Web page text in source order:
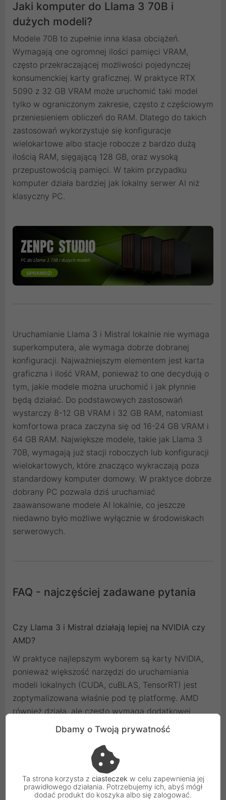
Jaki komputer do Llama 3 70B i
dużych modeli?
Modele 70B to zupełnie inna klasa obciążeń.
Wymagają one ogromnej ilości pamięci VRAM,
często przekraczającej możliwości pojedynczej
konsumenckiej karty graficznej. W praktyce RTX
5090 z 32 GB VRAM może uruchomić taki model
tylko w ograniczonym zakresie, często z częściowym
przeniesieniem obliczeń do RAM. Dlatego do takich
zastosowań wykorzystuje się konfiguracje
wielokartowe albo stacje robocze z bardzo dużą
ilością RAM, sięgającą 128 GB, oraz wysoką
przepustowością pamięci. W takim przypadku
komputer działa bardziej jak lokalny serwer AI niż
klasyczny PC.
Uruchamianie Llama 3 i Mistral lokalnie nie wymaga
superkomputera, ale wymaga dobrze dobranej
konfiguracji. Najważniejszym elementem jest karta
graficzna i ilość VRAM, ponieważ to one decydują o
tym, jakie modele można uruchomić i jak płynnie
będą działać. Do podstawowych zastosowań
wystarczy 8-12 GB VRAM i 32 GB RAM, natomiast
komfortowa praca zaczyna się od 16-24 GB VRAM i
64 GB RAM. Największe modele, takie jak Llama 3
70B, wymagają już stacji roboczych lub konfiguracji
wielokartowych, które znacząco wykraczają poza
standardowy komputer domowy. W praktyce dobrze
dobrany PC pozwala dziś uruchamiać
zaawansowane modele AI lokalnie, co jeszcze
niedawno było możliwe wyłącznie w środowiskach
serwerowych.
FAQ - najczęściej zadawane pytania
Czy Llama 3 i Mistral działają lepiej na NVIDIA czy
AMD?
W praktyce najlepszym wyborem są karty NVIDIA,
ponieważ większość narzędzi do uruchamiania
modeli lokalnych (CUDA, cuBLAS, TensorRT) jest
zoptymalizowana właśnie pod tę platformę. AMD
również działa, ale często wymaga dodatkowej
konfiguracji i w niektórych przypadkach oferuje
niższą wydajność lub ograniczoną kompatybilność.
Dlatego większość rekomendowanych konfiguracji
pod AI opiera się na NVIDIA RTX.
Czy 8 GB VRAM wystarczy do AI lokalnie?
Dbamy o Twoją prywatność
Ta strona korzysta z ciasteczek w celu zapewnienia jej
prawidłowego działania. Potrzebujemy ich, abyś mógł
dodać produkt do koszyka albo się zalogować.